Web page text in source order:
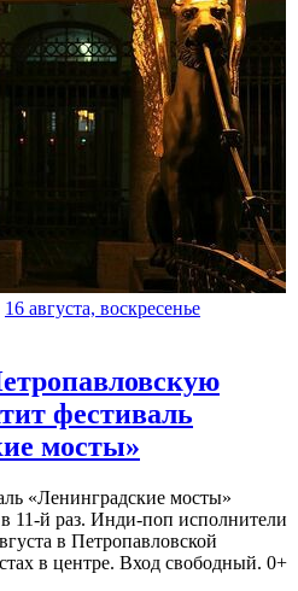
16 августа, воскресенье
фестиваль
мосты»
«Ленинградские мосты»
11-й раз. Инди-поп исполнители
в Петропавловской
в центре. Вход свободный. 0+